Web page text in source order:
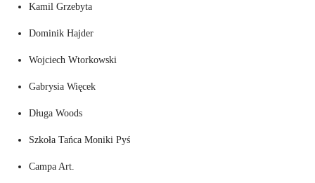
Kamil Grzebyta
Dominik Hajder
Wojciech Wtorkowski
Gabrysia Więcek
Długa Woods
Szkoła Tańca Moniki Pyś
Campa Art.